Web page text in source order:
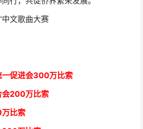
中文歌曲大赛
一促进会300万比索
会200万比索
比索